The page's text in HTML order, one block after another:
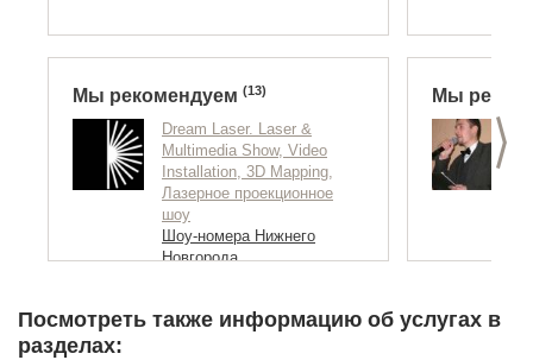
>
Мы рекомендуем (13)
Dream Laser. Laser &
Multimedia Show, Video
Installation, 3D Mapping,
Лазерное проекционное
шоу
Шоу-номера Нижнего
Новгорода
Мы
Посмотреть также информацию об услугах в
разделах: